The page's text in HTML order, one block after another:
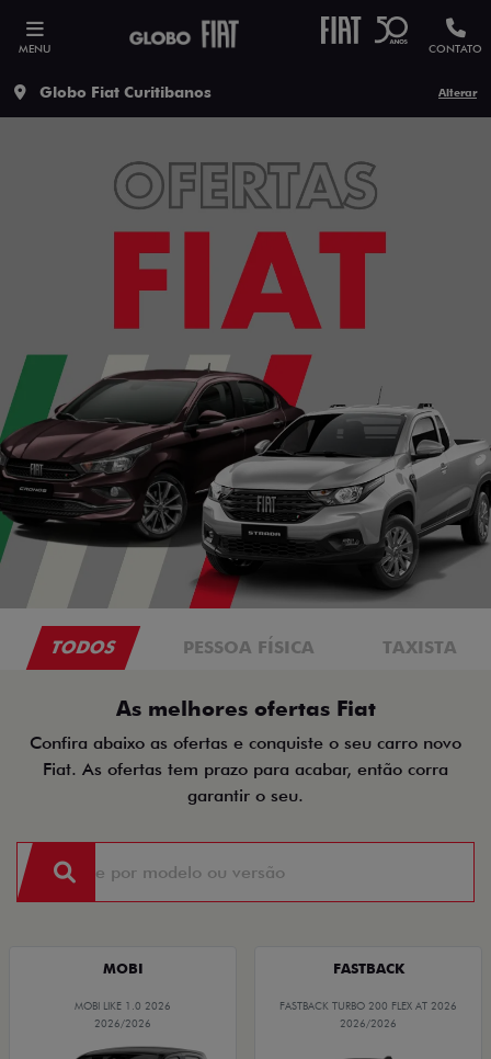
MENU CONTATO
Globo Fiat Curitibanos Alterar
TODOS PESSOA FÍSICA TAXISTA
As melhores ofertas Fiat
Confira abaixo as ofertas e conquiste o seu carro novo
Fiat. As ofertas tem prazo para acabar, então corra
garantir o seu.
MOBI
MOBI LIKE 1.0 2026
2026/2026
FASTBACK
FASTBACK TURBO 200 FLEX AT 2026
2026/2026